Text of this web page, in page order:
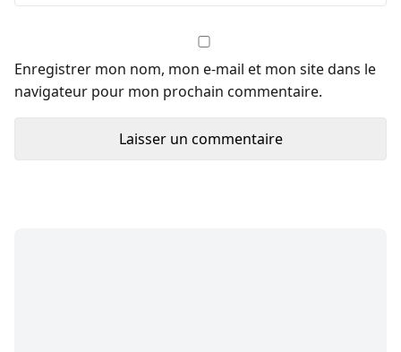
Enregistrer mon nom, mon e-mail et mon site dans le
navigateur pour mon prochain commentaire.